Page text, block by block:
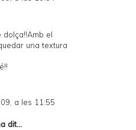
dolça!!Amb el
una textura
a les 11:55
dit...